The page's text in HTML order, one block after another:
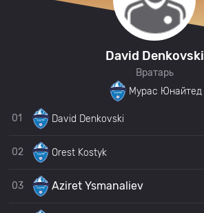
David Denkovski
Вратарь
Мурас Юнайтед
01 David Denkovski
02 Orest Kostyk
03 Aziret Ysmanaliev